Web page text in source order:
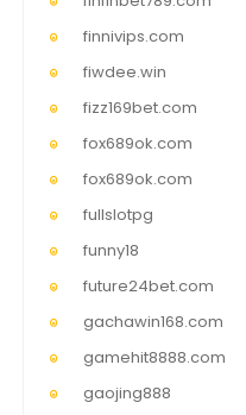
finnivips.com
fiwdee.win
fizz169bet.com
fox689ok.com
fox689ok.com
fullslotpg
funny18
future24bet.com
gachawin168.com
gamehit8888.com
gaojing888